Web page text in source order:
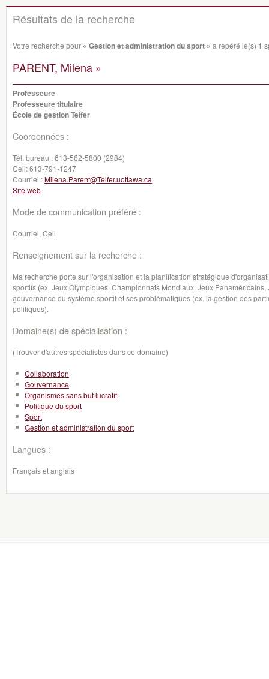
Résultats de la recherche
Votre recherche pour « Gestion et administration du sport » a repéré le(s) 1
PARENT, Milena »
Professeure
Professeure titulaire
École de gestion Telfer
Coordonnées :
Tél. bureau :613-562-5800 (2984)
Cell:613-791-1247
Courriel :Milena.Parent@Telfer.uottawa.ca
Site web
Mode de communication préféré :
Courriel, Cell
Renseignement sur la recherche :
Ma recherche porte sur l'organisation et la planification stratégique
sportifs (ex. Jeux Olympiques, Championnats Mondiaux, Jeux
gouvernance du système sportif et ses problématiques (ex. la gestion des
politiques).
Domaine(s) de spécialisation :
(Trouver d'autres spécialistes dans ce domaine)
Collaboration
Gouvernance
Organismes sans but lucratif
Politique du sport
Sport
Gestion et administration du sport
Langues :
Français et anglais